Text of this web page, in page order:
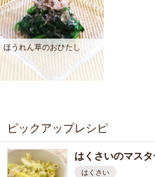
ほうれん草のおひたし
ピックアップレシピ
はくさいのマス
はくさい